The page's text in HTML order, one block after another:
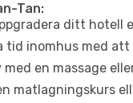
Tan:
ditt hotell
tid inomhus med
med en massage
matlagningskurs